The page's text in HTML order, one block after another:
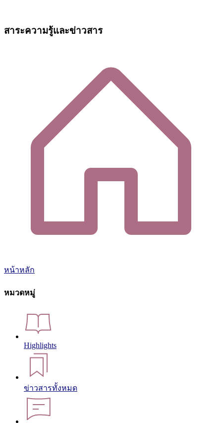
สาระความรู้และข่าวสาร
หน้าหลัก
หมวดหมู่
Highlights
ข่าวสารทั้งหมด